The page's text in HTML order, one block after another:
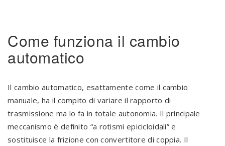
Come funziona il cambio
automatico
Il cambio automatico, esattamente come il cambio
manuale, ha il compito di variare il rapporto di
trasmissione ma lo fa in totale autonomia. Il principale
meccanismo è definito “a rotismi epicicloidali” e
sostituisce la frizione con convertitore di coppia. Il